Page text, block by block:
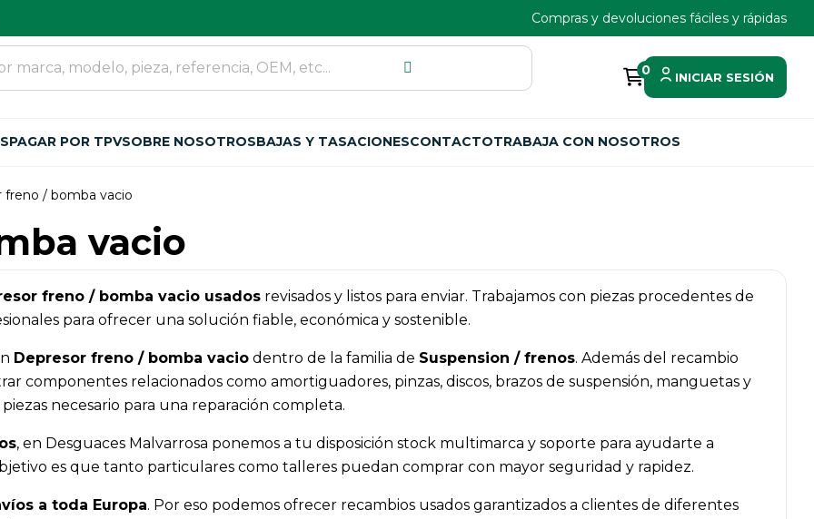
Compras y devoluciones fáciles y rápidas
0 INICIAR SESIÓN
PAGAR POR TPVSOBRE NOSOTROSBAJAS Y TASACIONESCONTACTOTRABAJA CON NOSOTROS
freno / bomba vacio
vacio
freno / bomba vacio usados revisados y listos para enviar. Trabajamos con piezas procedentes de
para ofrecer una solución fiable, económica y sostenible.
Depresor freno / bomba vacio dentro de la familia de Suspension / frenos. Además del recambio
componentes relacionados como amortiguadores, pinzas, discos, brazos de suspensión, manguetas y
necesario para una reparación completa.
, en Desguaces Malvarrosa ponemos a tu disposición stock multimarca y soporte para ayudarte a
es que tanto particulares como talleres puedan comprar con mayor seguridad y rapidez.
a toda Europa. Por eso podemos ofrecer recambios usados garantizados a clientes de diferentes